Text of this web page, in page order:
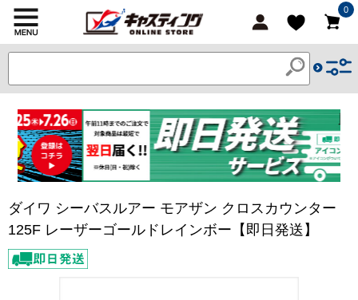
0
ダイワ シーバスルアー モアザン クロスカウンター
125F レーザーゴールドレインボー【即日発送】